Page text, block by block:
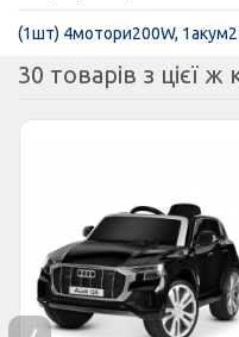
(1шт) 4мотори200W,
30 товарів з цієї ж